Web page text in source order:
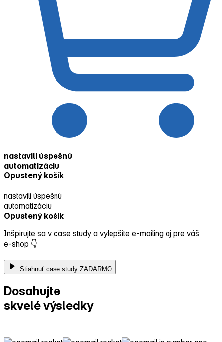
nastavili úspešnú
automatizáciu
Opustený košík
nastavili úspešnú
automatizáciu
Opustený košík
Inšpirujte sa v case study a vylepšite e‑mailing aj pre váš
e‑shop 👇
Stiahnuť case study ZADARMO
Dosahujte
skvelé výsledky